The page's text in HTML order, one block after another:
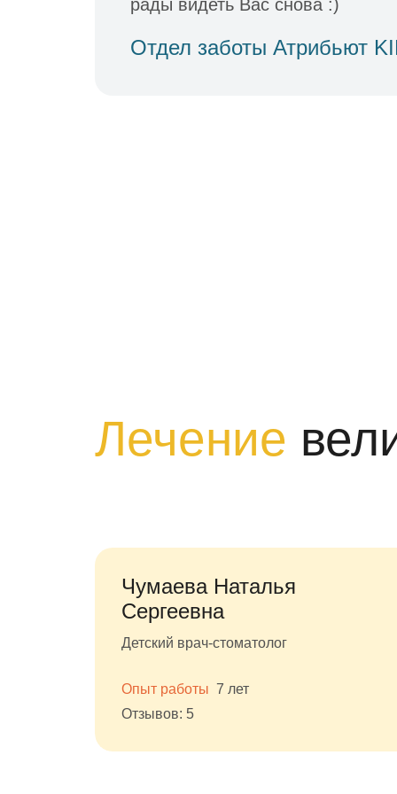
рады видеть Вас снова :)
Отдел заботы Атрибьют
Лечение
Чумаева Наталья
Сергеевна
Детский врач-стоматолог
Опыт работы 7 лет
Отзывов: 5